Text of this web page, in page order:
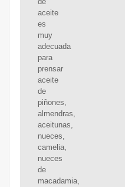
aceite
es
muy
adecuada
para
prensar
aceite
de
piñones,
almendras,
aceitunas,
nueces,
camelia,
nueces
de
macadamia,